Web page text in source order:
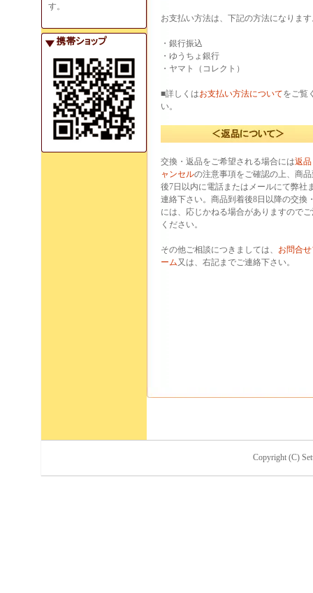
す。
お支払い方法は、下記の方法になりま
・銀行振込
・ゆうちょ銀行
・ヤマト（コレクト）
■詳しくはお支払い方法についてをご覧
い。
交換・返品をご希望される場合には返
ャンセルの注意事項をご確認の上、商
後7日以内に電話またはメールにて弊社
連絡下さい。商品到着後8日以降の交換
には、応じかねる場合がありますので
ください。
その他ご相談につきましては、 お問合
ーム又は、右記までご連絡下さい。
Copyright (C)